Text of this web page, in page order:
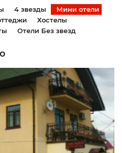
4 звезды
Мини отели
Хостелы
Отели Без звезд